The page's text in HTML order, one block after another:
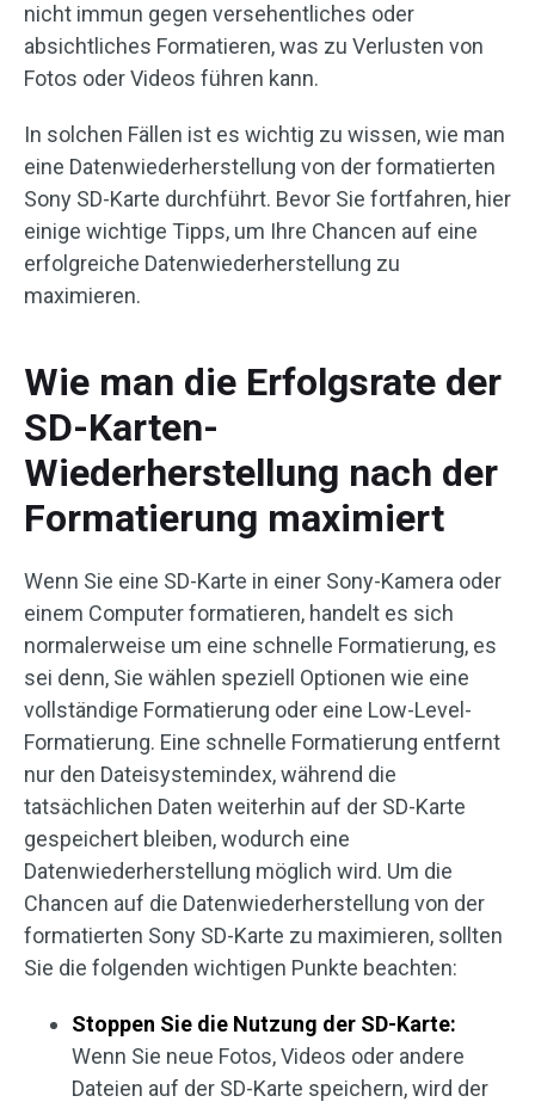
nicht immun gegen versehentliches oder
absichtliches Formatieren, was zu Verlusten von
Fotos oder Videos führen kann.
In solchen Fällen ist es wichtig zu wissen, wie man
eine Datenwiederherstellung von der formatierten
Sony SD-Karte durchführt. Bevor Sie fortfahren, hier
einige wichtige Tipps, um Ihre Chancen auf eine
erfolgreiche Datenwiederherstellung zu
maximieren.
Wie man die Erfolgsrate der
SD-Karten-
Wiederherstellung nach der
Formatierung maximiert
Wenn Sie eine SD-Karte in einer Sony-Kamera oder
einem Computer formatieren, handelt es sich
normalerweise um eine schnelle Formatierung, es
sei denn, Sie wählen speziell Optionen wie eine
vollständige Formatierung oder eine Low-Level-
Formatierung. Eine schnelle Formatierung entfernt
nur den Dateisystemindex, während die
tatsächlichen Daten weiterhin auf der SD-Karte
gespeichert bleiben, wodurch eine
Datenwiederherstellung möglich wird. Um die
Chancen auf die Datenwiederherstellung von der
formatierten Sony SD-Karte zu maximieren, sollten
Sie die folgenden wichtigen Punkte beachten:
Stoppen Sie die Nutzung der SD-Karte:
Wenn Sie neue Fotos, Videos oder andere
Dateien auf der SD-Karte speichern, wird der